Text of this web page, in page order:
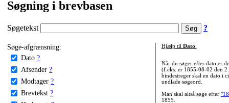
Søgning i brevbasen
Søgetekst ?
Søge-afgrænsning:
Dato ?
Afsender ?
Modtager ?
Brevtekst ?
Hjælp til Dato:
Når du søger efter dato er
(f.eks. er 1855-08-02 den
bindestreger skal en dato i
undlade søgeord.
Man skal altså søge efter
1855.